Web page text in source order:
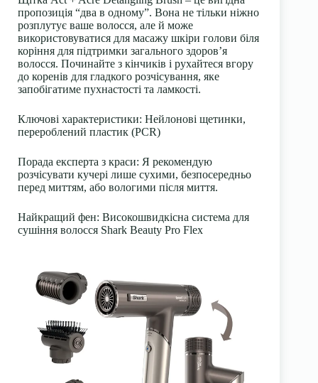
пропозиція “два в одному”. Вона не тільки ніжно
розплутує ваше волосся, але й може
використовуватися для масажу шкіри голови біля
коріння для підтримки загального здоров’я
волосся. Починайте з кінчиків і рухайтеся вгору
до коренів для гладкого розчісування, яке
запобігатиме пухнастості та ламкості.
Ключові характеристики: Нейлонові щетинки,
перероблений пластик (PCR)
Порада експерта з краси: Я рекомендую
розчісувати кучері лише сухими, безпосередньо
перед миттям, або вологими після миття.
Найкращий фен: Високошвидкісна система для
сушіння волосся Shark Beauty Pro Flex